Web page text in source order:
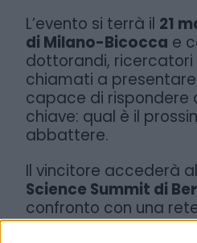
L’evento si terrà il 21
di Milano-Bicocca e
dottorandi, ricercatori
chiamati a presentare
capace di rispondere
chiave: qual è il
abbattere.
Il vincitore accederà al
Science Summit di
confronto con una
scienziati, innovatori